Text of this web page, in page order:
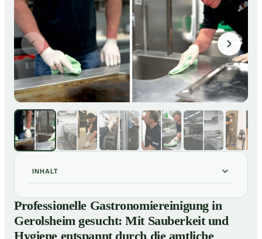
INHALT
01 Professionelle Gastronomiereinigung in Gerolsheim
gesucht: Mit Sauberkeit und Hygiene entspannt durch
die amtliche Kontrolle
Professionelle Gastronomiereinigung in
Gerolsheim gesucht: Mit Sauberkeit und
Hygiene entspannt durch die amtliche